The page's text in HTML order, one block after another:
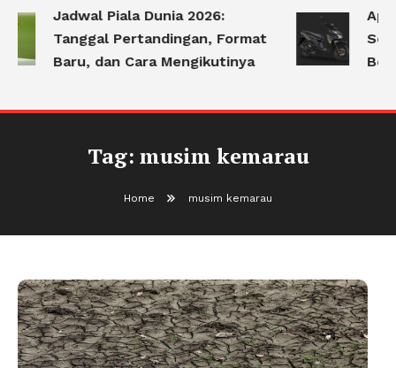
Jadwal Piala Dunia 2026:
Tanggal Pertandingan, Format
Baru, dan Cara Mengikutinya
Tag: musim kemarau
Home musim kemarau